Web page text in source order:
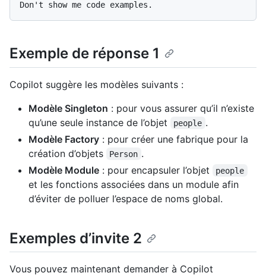
Exemple de réponse 1
Copilot suggère les modèles suivants :
Modèle Singleton : pour vous assurer qu’il n’existe
qu’une seule instance de l’objet
people .
Modèle Factory : pour créer une fabrique pour la
création d’objets
Person .
Modèle Module : pour encapsuler l’objet people
et les fonctions associées dans un module afin
d’éviter de polluer l’espace de noms global.
Exemples d’invite 2
Vous pouvez maintenant demander à Copilot